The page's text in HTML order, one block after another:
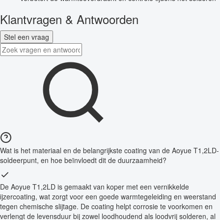
Klantvragen & Antwoorden
Stel een vraag
Wat is het materiaal en de belangrijkste coating van de Aoyue T1,2LD-
soldeerpunt, en hoe beïnvloedt dit de duurzaamheid?
De Aoyue T1,2LD is gemaakt van koper met een vernikkelde
ijzercoating, wat zorgt voor een goede warmtegeleiding en weerstand
tegen chemische slijtage. De coating helpt corrosie te voorkomen en
verlengt de levensduur bij zowel loodhoudend als loodvrij solderen, al